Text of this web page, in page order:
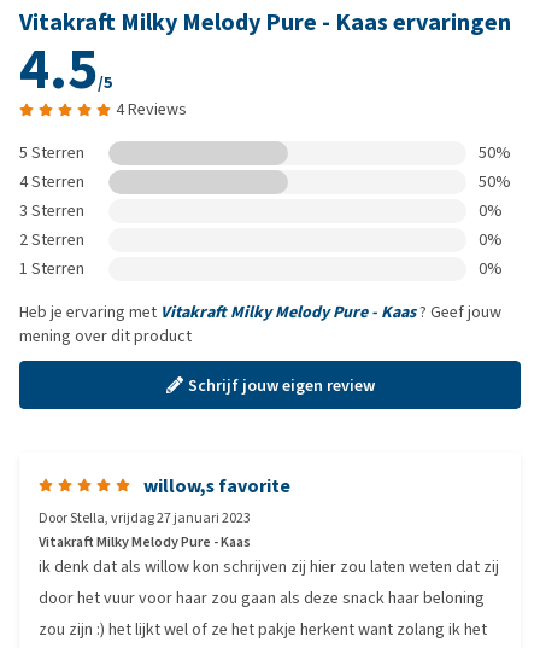
Vitakraft Milky Melody Pure - Kaas ervaringen
4.5/5
4 Reviews
5 Sterren
50%
4 Sterren
50%
3 Sterren
0%
2 Sterren
0%
1 Sterren
0%
Heb je ervaring met Vitakraft Milky Melody Pure - Kaas? Geef jouw
mening over dit product
Schrijf jouw eigen review
willow,s favorite
DoorStella,vrijdag 27 januari 2023
Vitakraft Milky Melody Pure - Kaas
ik denk dat als willow kon schrijven zij hier zou laten weten dat zij
door het vuur voor haar zou gaan als deze snack haar beloning
zou zijn :) het lijkt wel of ze het pakje herkent want zolang ik het